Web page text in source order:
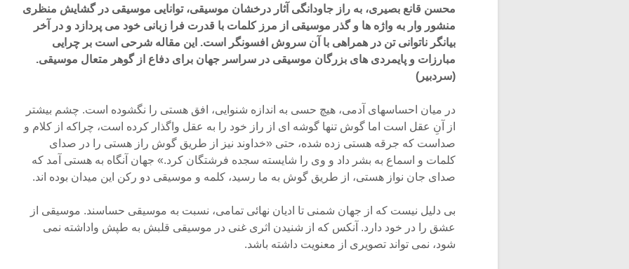
محسن قانع بصیری، به راز جاودانگی آثار درخشان موسیقی، توانایی موسیقی در گشایش منظری
منشور وار به واژه ها و گذر موسیقی از مرز کلمات با قدرت فرا زبانی خود می پردازد و در آخر
بیانگر ناتوانی تن در همراهی با آن سروش افسونگر است. این مقاله شرحی است بر چرایی
مبارزات و پایمردی های بزرگان موسیقی در سراسر جهان برای دفاع از گوهر متعال موسیقی.
(سردبیر)
در میان احساسهای آدمی، هیچ حسی به اندازه شنوایی، افق هستی را نگشوده است. چشم بیشتر
از آنِ عقل است اما گوش تنها گوشه ای از راز خود را به عقل واگذار کرده است، چراکه از کلام و
صداست که جرقه هستی زده شده، حتی «خداوند نیز از طریق گوش راز هستی را در صدای
کلمات و اسماع به بشر داد و وی را شایسته سجده فرشتگان کرد.» جهان آنگاه به هستی آمد که
صدای جان نواز هستی، از طریق گوش به ما رسید، کلمه و موسیقی دو رکن این میدان بوده اند.
بی دلیل نیست که از جهان شمنی تا ادیان نهائی تمامی، نسبت به موسیقی حساسند. موسیقی از
عشق را در خود دارد. آنکس که از شنیدن اثری غنی در موسیقی قلبش به طپش واداشته نمی
شود، نمی تواند تصویری از معنویت داشته باشد.